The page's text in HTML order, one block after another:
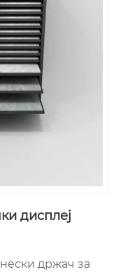
дисплеј
држач за